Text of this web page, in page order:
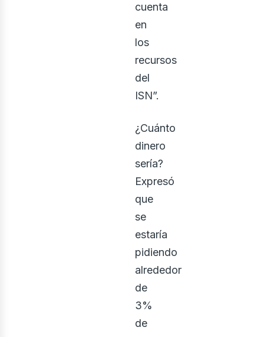
cuenta
en
los
recursos
del
ISN”.
¿Cuánto
dinero
sería?
Expresó
que
se
estaría
pidiendo
alrededor
de
3%
de